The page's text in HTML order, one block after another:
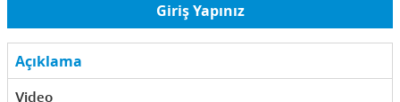
Giriş Yapınız
Açıklama
Video